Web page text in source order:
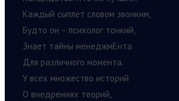
Каждый сыплет словом звонким,
Будто он – психолог тонкий,
Знает тайны менеджмЕнта
Для различного момента.
У всех множество историй
О внедрениях теорий,